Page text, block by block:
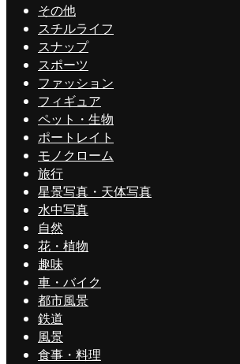
その他
スチルライフ
スナップ
スポーツ
ファッション
フィギュア
ペット・生物
ポートレイト
モノクローム
旅行
星景写真・天体写真
水中写真
自然
花・植物
趣味
車・バイク
都市風景
鉄道
風景
食事・料理